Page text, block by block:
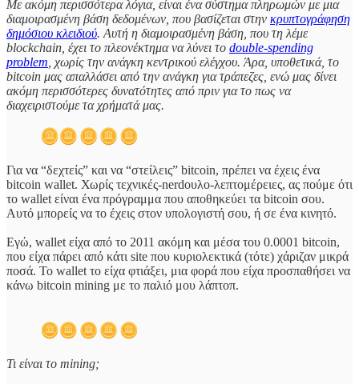
Με ακόμη περισσότερα λόγια, είναι ένα σύστημα πληρωμών με μια
διαμοιρασμένη βάση δεδομένων, που βασίζεται στην κρυπτογράφηση
δημόσιου κλειδιού. Αυτή η διαμοιρασμένη βάση, που τη λέμε
blockchain, έχει το πλεονέκτημα να λύνει το double-spending
problem , χωρίς την ανάγκη κεντρικού ελέγχου. Άρα, υποθετικά, το
bitcoin μας απαλλάσει από την ανάγκη για τράπεζες, ενώ μας δίνει
ακόμη περισσότερες δυνατότητες από πριν για το πως να
διαχειριστούμε τα χρήματά μας.
Για να “δεχτείς” και να “στείλεις” bitcoin, πρέπει να έχεις ένα
bitcoin wallet. Χωρίς τεχνικές-nerdουλο-λεπτομέρειες, ας πούμε ότι
το wallet είναι ένα πρόγραμμα που αποθηκεύει τα bitcoin σου.
Αυτό μπορείς να το έχεις στον υπολογιστή σου, ή σε ένα κινητό.
Εγώ, wallet είχα από το 2011 ακόμη και μέσα του 0.0001 bitcoin,
που είχα πάρει από κάτι site που κυριολεκτικά (τότε) χάριζαν μικρά
ποσά. Το wallet το είχα φτιάξει, μια φορά που είχα προσπαθήσει να
κάνω bitcoin mining με το παλιό μου λάπτοπ.
Τι είναι το mining;